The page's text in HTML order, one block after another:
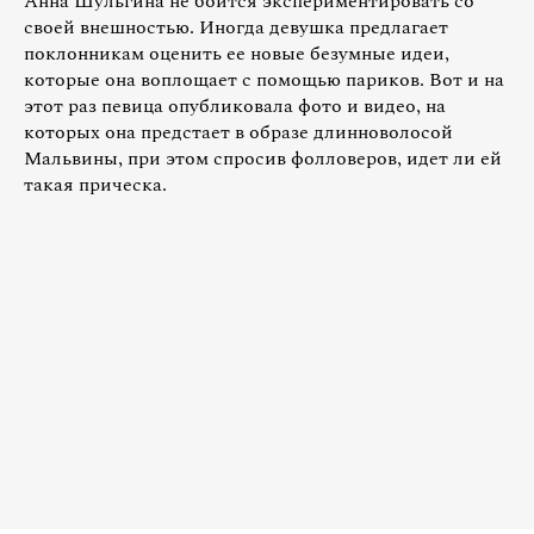
своей внешностью. Иногда девушка предлагает
поклонникам оценить ее новые безумные идеи,
которые она воплощает с помощью париков. Вот и на
этот раз певица опубликовала фото и видео, на
которых она предстает в образе длинноволосой
Мальвины, при этом спросив фолловеров, идет ли ей
такая прическа.